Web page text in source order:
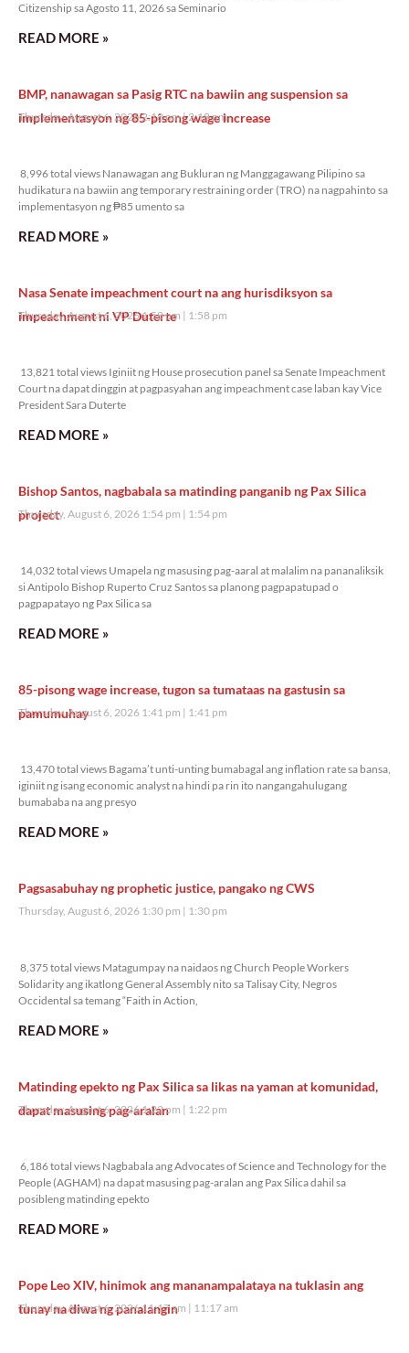
Citizenship sa Agosto 11, 2026 sa Seminario
READ MORE »
BMP, nanawagan sa Pasig RTC na bawiin ang suspension sa
implementasyon ng 85-pisong wage increase
Thursday, August 6, 2026 2:18 pm 2:18 pm
8,996 total views Nanawagan ang Bukluran ng Manggagawang Pilipino sa
hudikatura na bawiin ang temporary restraining order (TRO) na nagpahinto sa
implementasyon ng ₱85 umento sa
READ MORE »
Nasa Senate impeachment court na ang hurisdiksyon sa
impeachment ni VP Duterte
Thursday, August 6, 2026 1:58 pm 1:58 pm
13,821 total views Iginiit ng House prosecution panel sa Senate Impeachment
Court na dapat dinggin at pagpasyahan ang impeachment case laban kay Vice
President Sara Duterte
READ MORE »
Bishop Santos, nagbabala sa matinding panganib ng Pax Silica
project
Thursday, August 6, 2026 1:54 pm 1:54 pm
14,032 total views Umapela ng masusing pag-aaral at malalim na pananaliksik
si Antipolo Bishop Ruperto Cruz Santos sa planong pagpapatupad o
pagpapatayo ng Pax Silica sa
READ MORE »
85-pisong wage increase, tugon sa tumataas na gastusin sa
pamumuhay
Thursday, August 6, 2026 1:41 pm 1:41 pm
13,470 total views Bagama’t unti-unting bumabagal ang inflation rate sa bansa,
iginiit ng isang economic analyst na hindi pa rin ito nangangahulugang
bumababa na ang presyo
READ MORE »
Pagsasabuhay ng prophetic justice, pangako ng CWS
Thursday, August 6, 2026 1:30 pm 1:30 pm
8,375 total views Matagumpay na naidaos ng Church People Workers
Solidarity ang ikatlong General Assembly nito sa Talisay City, Negros
Occidental sa temang “Faith in Action,
READ MORE »
Matinding epekto ng Pax Silica sa likas na yaman at komunidad,
dapat masusing pag-aralan
Thursday, August 6, 2026 1:22 pm 1:22 pm
6,186 total views Nagbabala ang Advocates of Science and Technology for the
People (AGHAM) na dapat masusing pag-aralan ang Pax Silica dahil sa
posibleng matinding epekto
READ MORE »
Pope Leo XIV, hinimok ang mananampalataya na tuklasin ang
tunay na diwa ng panalangin
Thursday, August 6, 2026 11:17 am 11:17 am